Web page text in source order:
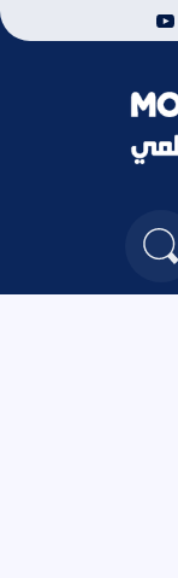
youtube
الوضع النهاري والداكن
البحث في المدونة